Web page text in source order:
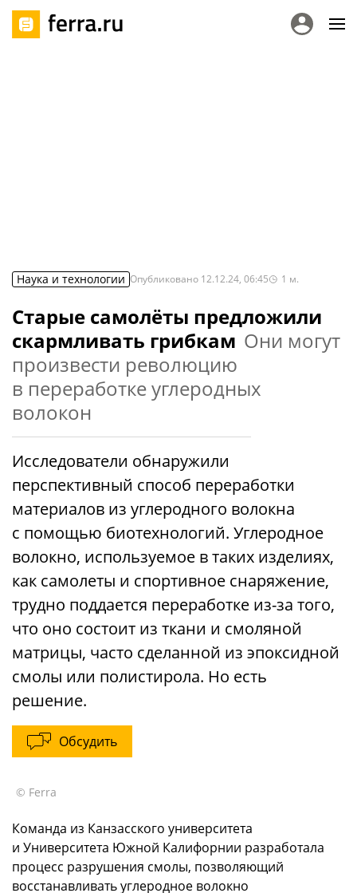
Наука и технологии Опубликовано 12.12.24, 06:45 1 м.
Старые самолёты предложили
скармливать грибкам Они могут
произвести революцию
в переработке углеродных
волокон
Исследователи обнаружили
перспективный способ переработки
материалов из углеродного волокна
с помощью биотехнологий. Углеродное
волокно, используемое в таких изделиях,
как самолеты и спортивное снаряжение,
трудно поддается переработке из-за того,
что оно состоит из ткани и смоляной
матрицы, часто сделанной из эпоксидной
смолы или полистирола. Но есть
решение.
Обсудить
© Ferra
Команда из Канзасского университета
и Университета Южной Калифорнии разработала
процесс разрушения смолы, позволяющий
восстанавливать углеродное волокно